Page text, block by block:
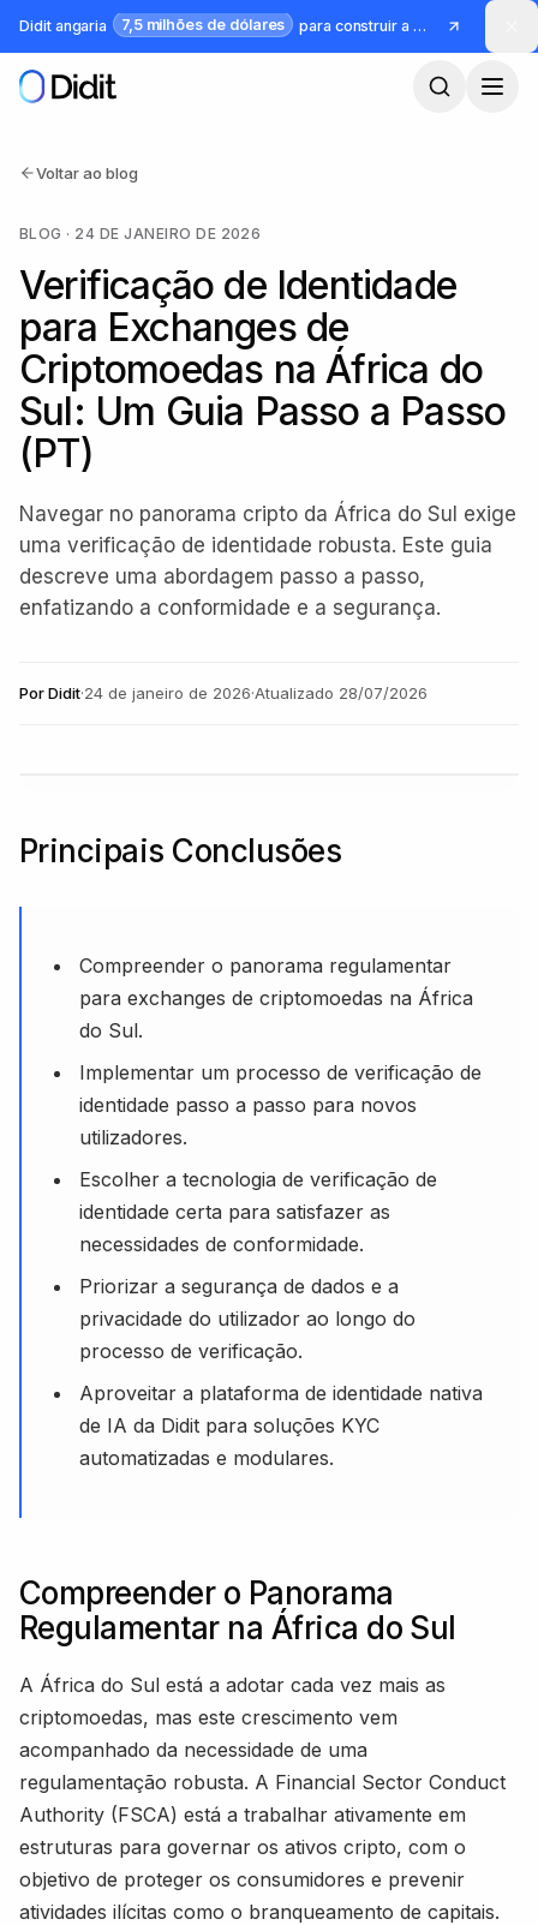
Saltar para o conteúdo principal
Didit angaria 7,5 milhões de dólares para construir a infraestrutura para identidade e fraude
Voltar ao blog
BLOG · 24 DE JANEIRO DE 2026
Verificação de Identidade
para Exchanges de
Criptomoedas na África do
Sul: Um Guia Passo a Passo
(PT)
Navegar no panorama cripto da África do Sul exige
uma verificação de identidade robusta. Este guia
descreve uma abordagem passo a passo,
enfatizando a conformidade e a segurança.
PorDidit·24 de janeiro de 2026·Atualizado 28/07/2026
Principais Conclusões
Compreender o panorama regulamentar
para exchanges de criptomoedas na África
do Sul.
Implementar um processo de verificação de
identidade passo a passo para novos
utilizadores.
Escolher a tecnologia de verificação de
identidade certa para satisfazer as
necessidades de conformidade.
Priorizar a segurança de dados e a
privacidade do utilizador ao longo do
processo de verificação.
Aproveitar a plataforma de identidade nativa
de IA da Didit para soluções KYC
automatizadas e modulares.
Compreender o Panorama
Regulamentar na África do Sul
A África do Sul está a adotar cada vez mais as
criptomoedas, mas este crescimento vem
acompanhado da necessidade de uma
regulamentação robusta. A Financial Sector Conduct
Authority (FSCA) está a trabalhar ativamente em
estruturas para governar os ativos cripto, com o
objetivo de proteger os consumidores e prevenir
atividades ilícitas como o branqueamento de capitais.